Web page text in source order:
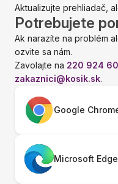
Aktualizujte prehliadač,
Potrebujete
Ak narazíte na problém
ozvite sa nám.
Zavolajte na 220 924
zakaznici@kosik.sk.
Google
Microsoft Edge